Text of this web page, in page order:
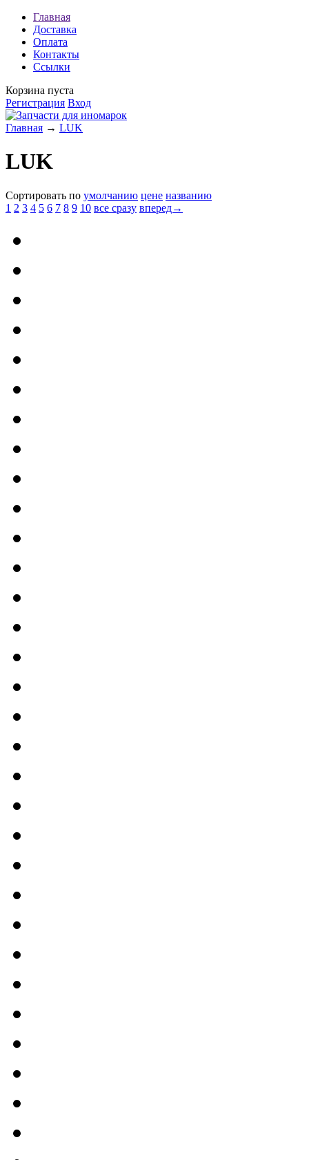
Главная
Доставка
Оплата
Контакты
Ссылки
Корзина пуста
Регистрация Вход
Главная → LUK
LUK
Сортировать по умолчанию цене названию
1 2 3 4 5 6 7 8 9 10 все сразу вперед→